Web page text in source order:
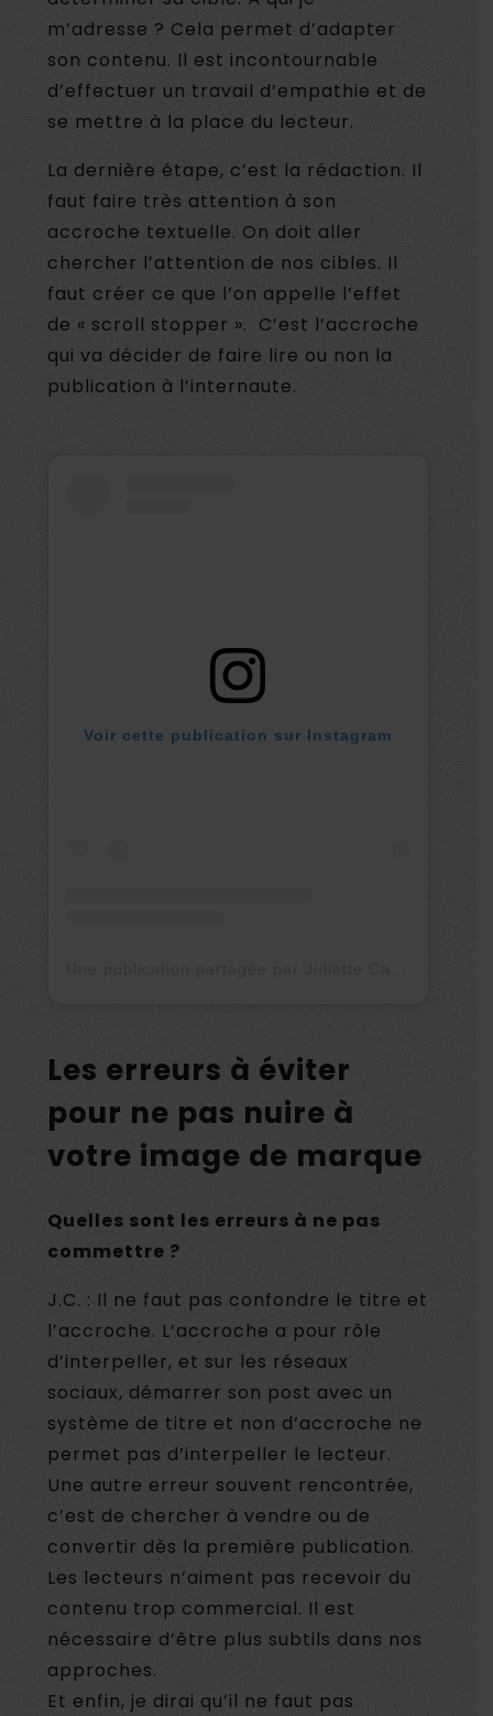
m’adresse ? Cela permet d’adapter
son contenu. Il est incontournable
d’effectuer un travail d’empathie et de
se mettre à la place du lecteur.
La dernière étape, c’est la rédaction. Il
faut faire très attention à son
accroche textuelle. On doit aller
chercher l’attention de nos cibles. Il
faut créer ce que l’on appelle l’effet
de « scroll stopper ». C’est l’accroche
qui va décider de faire lire ou non la
publication à l’internaute.
Voir cette publication sur Instagram
Les erreurs à éviter
pour ne pas nuire à
votre image de marque
Quelles sont les erreurs à ne pas
commettre ?
J.C. : Il ne faut pas confondre le titre et
l’accroche. L’accroche a pour rôle
d’interpeller, et sur les réseaux
sociaux, démarrer son post avec un
système de titre et non d’accroche ne
permet pas d’interpeller le lecteur.
Une autre erreur souvent rencontrée,
c’est de chercher à vendre ou de
convertir dès la première publication.
Les lecteurs n’aiment pas recevoir du
contenu trop commercial. Il est
nécessaire d’être plus subtils dans nos
approches.
Et enfin, je dirai qu’il ne faut pas